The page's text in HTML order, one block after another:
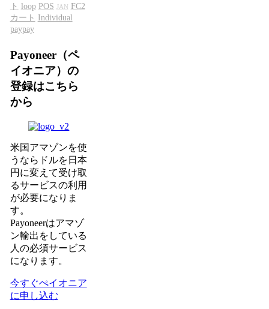
ト loop POS JAN
FC2
カート Individual
paypay
Payoneer（ペ
イオニア）の
登録はこちら
から
米国アマゾンを使
うならドルを日本
円に変えて受け取
るサービスの利用
が必要になりま
す。
Payoneerはアマゾ
ン輸出をしている
人の必須サービス
になります。
今すぐぺイオニア
に申し込む